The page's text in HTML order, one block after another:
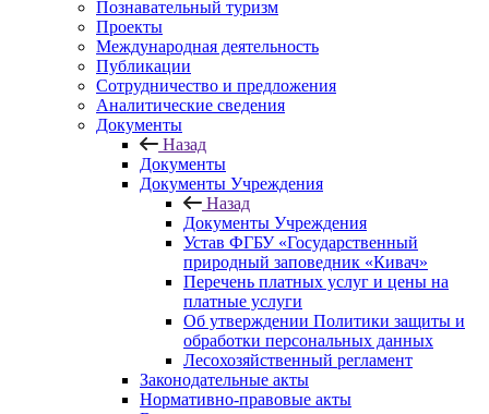
Познавательный туризм
Проекты
Международная деятельность
Публикации
Сотрудничество и предложения
Аналитические сведения
Документы
Назад
Документы
Документы Учреждения
Назад
Документы Учреждения
Устав ФГБУ «Государственный
природный заповедник «Кивач»
Перечень платных услуг и цены на
платные услуги
Об утверждении Политики защиты и
обработки персональных данных
Лесохозяйственный регламент
Законодательные акты
Нормативно-правовые акты